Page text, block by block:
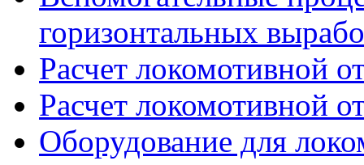
горизонтальных
Расчет локомотивной
Расчет локомотивной
Оборудование для